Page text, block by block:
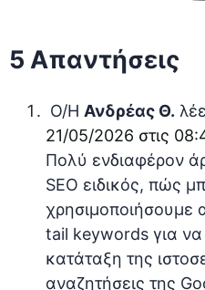
5 Απαντήσεις
Ο/Η Ανδρέας Θ.
21/05/2026 στις
Πολύ ενδιαφέρον
SEO ειδικός, πώς
χρησιμοποιήσουμε
tail keywords για
κατάταξη της
αναζητήσεις της